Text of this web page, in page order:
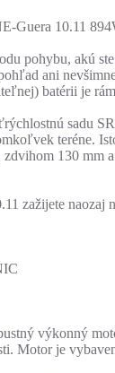
Guera 10.11
pohybu, akú
ani
batérii je
sadu
teréne.
130 mm
zažijete naozaj
výkonný
Motor je